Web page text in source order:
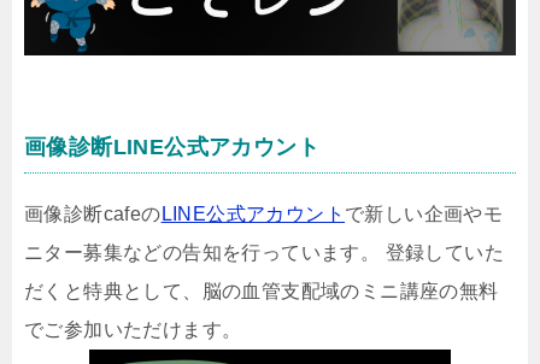
画像診断LINE公式アカウント
画像診断cafeの LINE公式アカウント で新しい企画やモ
ニター募集などの告知を行っています。 登録していた
だくと特典として、脳の血管支配域のミニ講座の無料
でご参加いただけます。